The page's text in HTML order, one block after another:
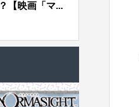
【映画「マ...